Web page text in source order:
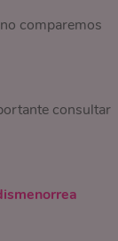
comparemos
consultar